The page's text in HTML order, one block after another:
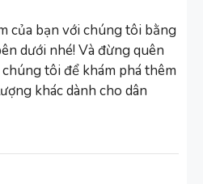
của bạn với chúng tôi bằng
dưới nhé! Và đừng quên
tôi để khám phá thêm
khác dành cho dân